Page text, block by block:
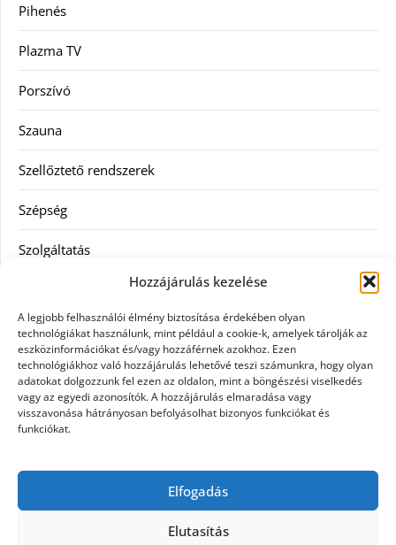
Hozzájárulás kezelése
A legjobb felhasználói élmény biztosítása érdekében olyan
technológiákat használunk, mint például a cookie-k, amelyek tárolják az
eszközinformációkat és/vagy hozzáférnek azokhoz. Ezen
technológiákhoz való hozzájárulás lehetővé teszi számunkra, hogy olyan
adatokat dolgozzunk fel ezen az oldalon, mint a böngészési viselkedés
vagy az egyedi azonosítók. A hozzájárulás elmaradása vagy
visszavonása hátrányosan befolyásolhat bizonyos funkciókat és
funkciókat.
Elfogadás
Elutasítás
Pihenés
Plazma TV
Porszívó
Szauna
Szellőztető rendszerek
Szépség
Szolgáltatás
Televízió
Vásárlás
Webshop
general kivitelező